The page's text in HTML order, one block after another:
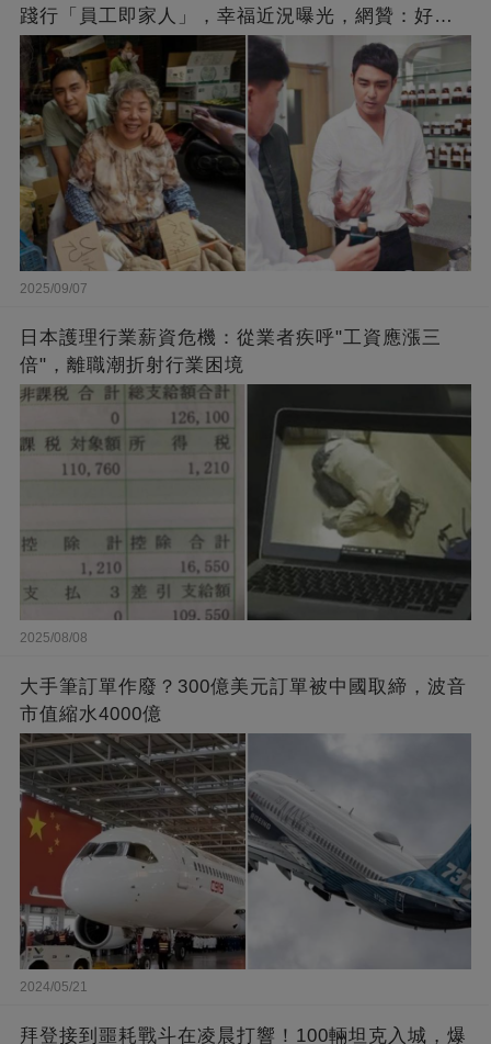
踐行「員工即家人」，幸福近況曝光，網贊：好老
闆的福報
2025/09/07
日本護理行業薪資危機：從業者疾呼"工資應漲三
倍"，離職潮折射行業困境
2025/08/08
大手筆訂單作廢？300億美元訂單被中國取締，波音
市值縮水4000億
2024/05/21
拜登接到噩耗戰斗在凌晨打響！100輛坦克入城，爆